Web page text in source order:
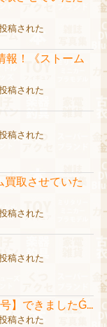
稿された
報！《ストーム
稿された
稿された
取させていた
稿された
稿された
】できましたǴ...
稿された